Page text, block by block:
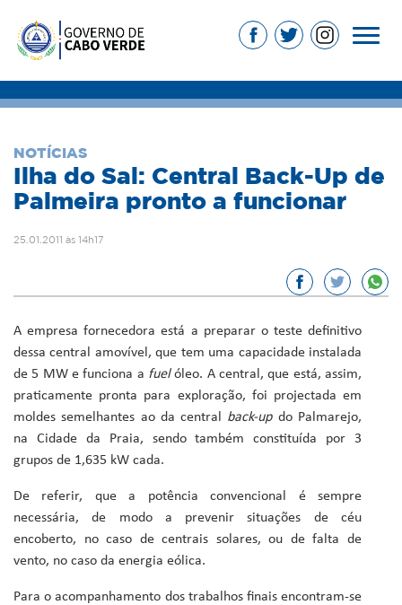
NOTÍCIAS
Ilha do Sal: Central Back-Up de
Palmeira pronto a funcionar
25.01.2011 às 14h17
A empresa fornecedora está a preparar o teste definitivo
dessa central amovível, que tem uma capacidade instalada
de 5 MW e funciona a fuelóleo. A central, que está, assim,
praticamente pronta para exploração, foi projectada em
moldes semelhantes ao da central back-updo Palmarejo,
na Cidade da Praia, sendo também constituída por 3
grupos de 1,635 kW cada.
De referir, que a potência convencional é sempre
necessária, de modo a prevenir situações de céu
encoberto, no caso de centrais solares, ou de falta de
vento, no caso da energia eólica.
Para o acompanhamento dos trabalhos finais encontram-se